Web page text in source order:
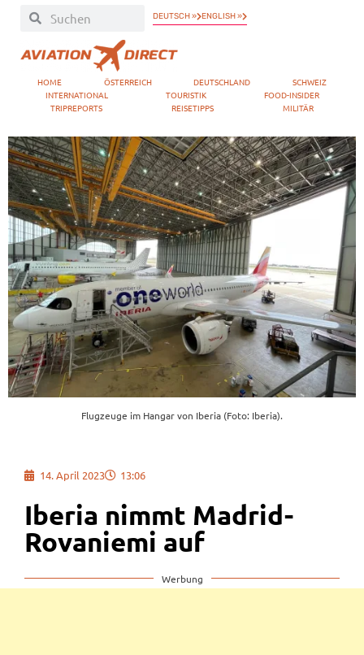
DEUTSCH » ENGLISH »
HOME ÖSTERREICH DEUTSCHLAND
SCHWEIZ
INTERNATIONAL
TOURISTIK
FOOD-INSIDER
TRIPREPORTS
REISETIPPS MILITÄR
Flugzeuge im Hangar von Iberia (Foto: Iberia).
14. April 2023 13:06
Iberia nimmt Madrid-
Rovaniemi auf
Werbung